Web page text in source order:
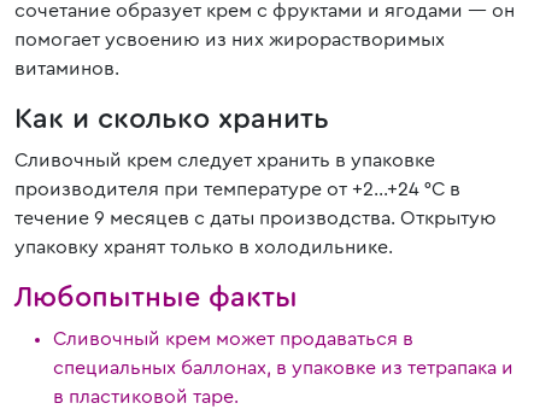
сочетание образует крем с фруктами и ягодами — он
помогает усвоению из них жирорастворимых
витаминов.
Как и сколько хранить
Сливочный крем следует хранить в упаковке
производителя при температуре от +2...+24 °C в
течение 9 месяцев с даты производства. Открытую
упаковку хранят только в холодильнике.
Любопытные факты
Сливочный крем может продаваться в
специальных баллонах, в упаковке из тетрапака и
в пластиковой таре.